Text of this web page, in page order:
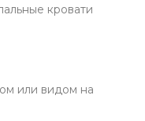
кровати
или видом на